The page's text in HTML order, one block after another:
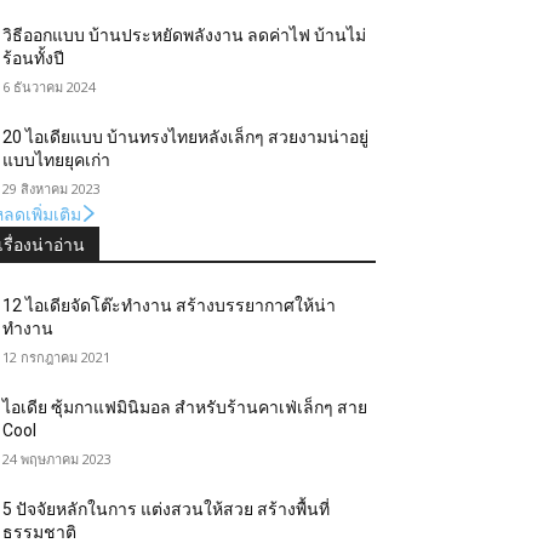
วิธีออกแบบ บ้านประหยัดพลังงาน ลดค่าไฟ บ้านไม่
ร้อนทั้งปี
6 ธันวาคม 2024
20 ไอเดียแบบ บ้านทรงไทยหลังเล็กๆ สวยงามน่าอยู่
แบบไทยยุคเก่า
29 สิงหาคม 2023
ดเพิ่มเติม
รื่องน่าอ่าน
12 ไอเดียจัดโต๊ะทำงาน สร้างบรรยากาศให้น่า
ทำงาน
12 กรกฎาคม 2021
ไอเดีย ซุ้มกาแฟมินิมอล สำหรับร้านคาเฟ่เล็กๆ สาย
Cool
24 พฤษภาคม 2023
5 ปัจจัยหลักในการ แต่งสวนให้สวย สร้างพื้นที่
ธรรมชาติ